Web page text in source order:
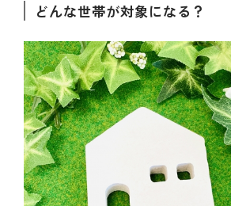
どんな世帯が対象になる？